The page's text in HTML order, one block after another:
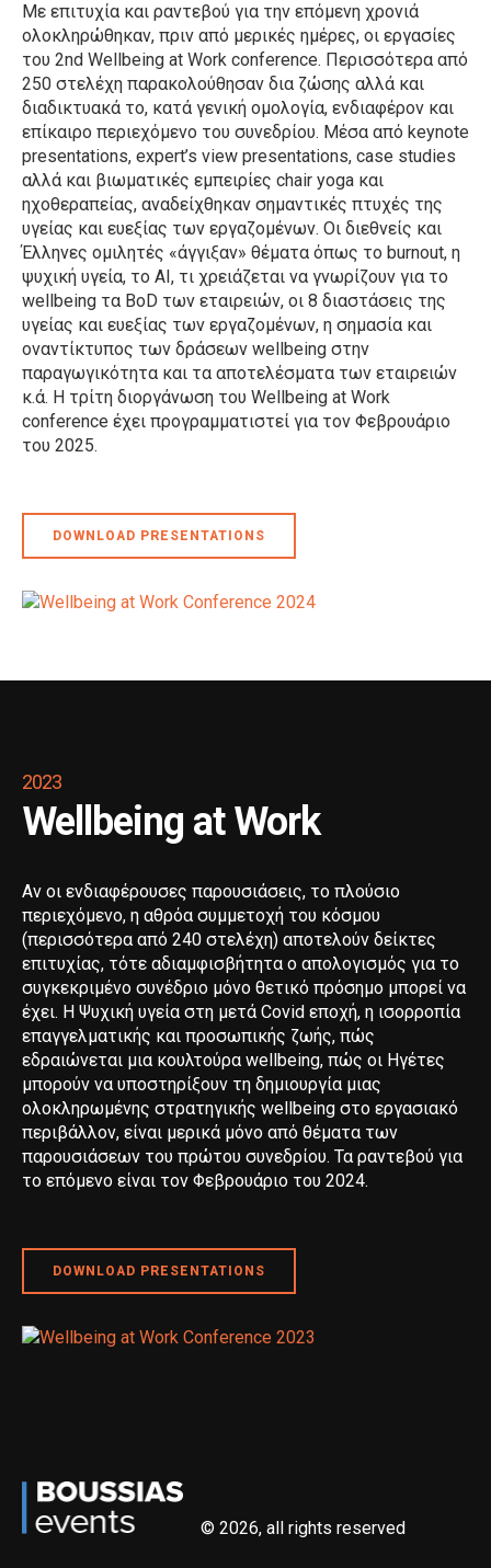
Με επιτυχία και ραντεβού για την επόμενη χρονιά
ολοκληρώθηκαν, πριν από μερικές ημέρες, οι εργασίες
του 2nd Wellbeing at Work conference. Περισσότερα από
250 στελέχη παρακολούθησαν δια ζώσης αλλά και
διαδικτυακά το, κατά γενική ομολογία, ενδιαφέρον και
επίκαιρο περιεχόμενο του συνεδρίου. Μέσα από keynote
presentations, expert’s view presentations, case studies
αλλά και βιωματικές εμπειρίες chair yoga και
ηχοθεραπείας, αναδείχθηκαν σημαντικές πτυχές της
υγείας και ευεξίας των εργαζομένων. Οι διεθνείς και
Έλληνες ομιλητές «άγγιξαν» θέματα όπως το burnout, η
ψυχική υγεία, το AI, τι χρειάζεται να γνωρίζουν για το
wellbeing τα BoD των εταιρειών, οι 8 διαστάσεις της
υγείας και ευεξίας των εργαζομένων, η σημασία και
οναντίκτυπος των δράσεων wellbeing στην
παραγωγικότητα και τα αποτελέσματα των εταιρειών
κ.ά. Η τρίτη διοργάνωση του Wellbeing at Work
conference έχει προγραμματιστεί για τον Φεβρουάριο
του 2025.
DOWNLOAD PRESENTATIONS
2023
Wellbeing at Work
Aν οι ενδιαφέρουσες παρουσιάσεις, το πλούσιο
περιεχόμενο, η αθρόα συμμετοχή του κόσμου
(περισσότερα από 240 στελέχη) αποτελούν δείκτες
επιτυχίας, τότε αδιαμφισβήτητα ο απολογισμός για το
συγκεκριμένο συνέδριο μόνο θετικό πρόσημο μπορεί να
έχει. Η Ψυχική υγεία στη μετά Covid εποχή, η ισορροπία
επαγγελματικής και προσωπικής ζωής, πώς
εδραιώνεται μια κουλτούρα wellbeing, πώς οι Ηγέτες
μπορούν να υποστηρίξουν τη δημιουργία μιας
ολοκληρωμένης στρατηγικής wellbeing στο εργασιακό
περιβάλλον, είναι μερικά μόνο από θέματα των
παρουσιάσεων του πρώτου συνεδρίου. Τα ραντεβού για
το επόμενο είναι τον Φεβρουάριο του 2024.
DOWNLOAD PRESENTATIONS
© 2026, all rights reserved